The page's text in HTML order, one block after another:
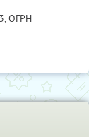
, ОГРН